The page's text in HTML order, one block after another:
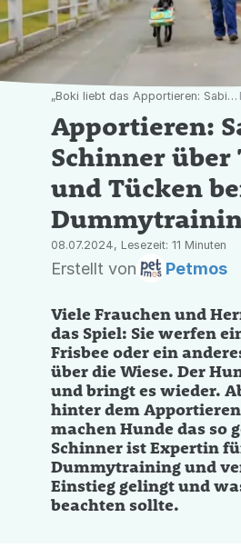
„Boki liebt das Apportieren: Sabine Schinner geht mit ihrem Hund spazieren – er trägt ihr die Tasche.“
Apportieren:
Schinner über
und Tücken
08.07.2024, Lesezeit: 11 Minuten
Erstellt von Petmos
Viele Frauchen und
das Spiel: Sie werfen
Frisbee oder ein
über die Wiese. Der
und bringt es wieder.
hinter dem
machen Hunde das so
Schinner ist Expertin
Dummytraining und
Einstieg gelingt und
beachten sollte.